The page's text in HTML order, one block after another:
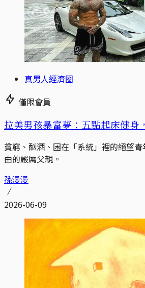
真男人經濟圈
僅限會員
拉美男孩暴富夢：五點起床健身
貧窮、酗酒、困在「系統」裡的絕望
由的嚴厲父親。
孫漫漫
2026-06-09